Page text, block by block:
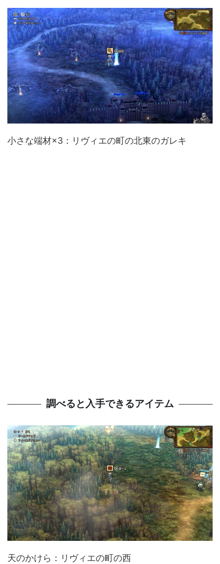
小さな端材×3：リヴィエの町の北東のガレキ
調べると入手できるアイテム
天のかけら：リヴィエの町の西